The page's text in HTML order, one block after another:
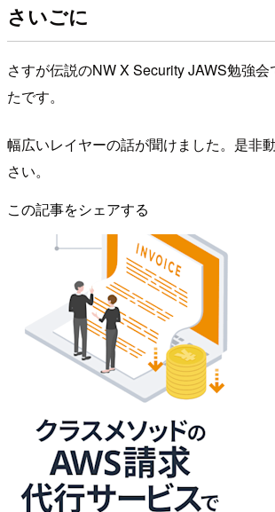
さいごに
さすが伝説のNW X Security JAWS勉強
たです。
幅広いレイヤーの話が聞けました。是非
さい。
この記事をシェアする